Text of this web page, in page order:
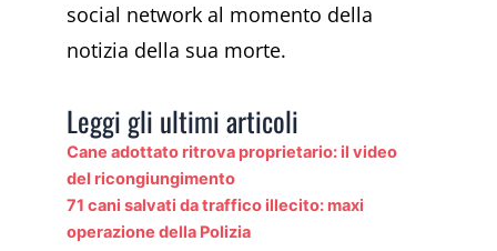
social network al momento della
notizia della sua morte.
Leggi gli ultimi articoli
Cane adottato ritrova proprietario: il video
del ricongiungimento
71 cani salvati da traffico illecito: maxi
operazione della Polizia